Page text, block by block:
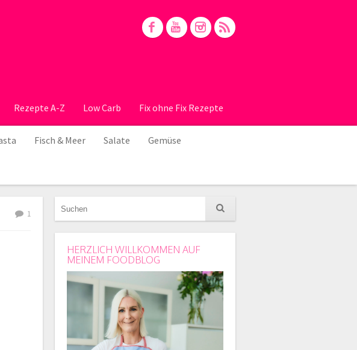
Rezepte A-Z Low Carb Fix ohne Fix Rezepte
Fisch & Meer Salate Gemüse
1
HERZLICH WILLKOMMEN AUF
MEINEM FOODBLOG